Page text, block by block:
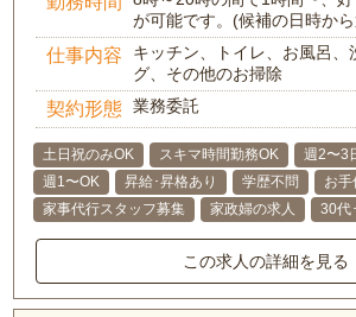
が可能です。(候補の日時か
仕事内容
キッチン、トイレ、お風呂、
グ、その他のお掃除
契約形態 業務委託
土日祝のみOK スキマ時間勤務OK
週2〜3
週1〜OK
昇給･昇格あり 学歴不問
お手
家事代行スタッフ募集
家政婦の求人 30代
この求人の詳細を見る